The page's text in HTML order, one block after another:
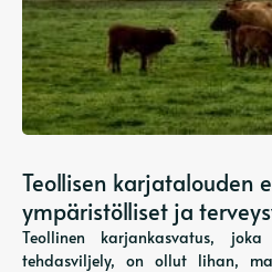
Teollisen karjatalouden
ympäristölliset ja
Teollinen karjankasvatus,
tehdasviljely, on ollut lihan,